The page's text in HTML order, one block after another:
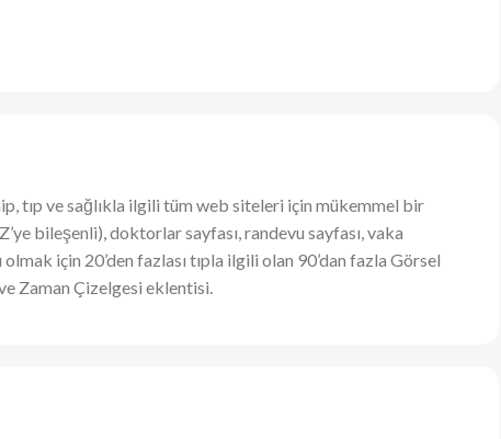
tıp ve sağlıkla ilgili tüm web siteleri için mükemmel bir
bileşenli), doktorlar sayfası, randevu sayfası, vaka
için 20’den fazlası tıpla ilgili olan 90’dan fazla Görsel
Zaman Çizelgesi eklentisi.